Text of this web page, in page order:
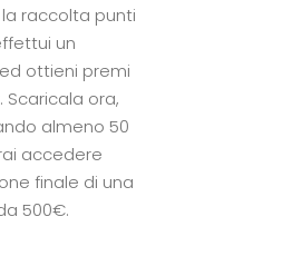
raccolta punti
un
ottieni premi
ora,
almeno 50
accedere
finale di una
500€.